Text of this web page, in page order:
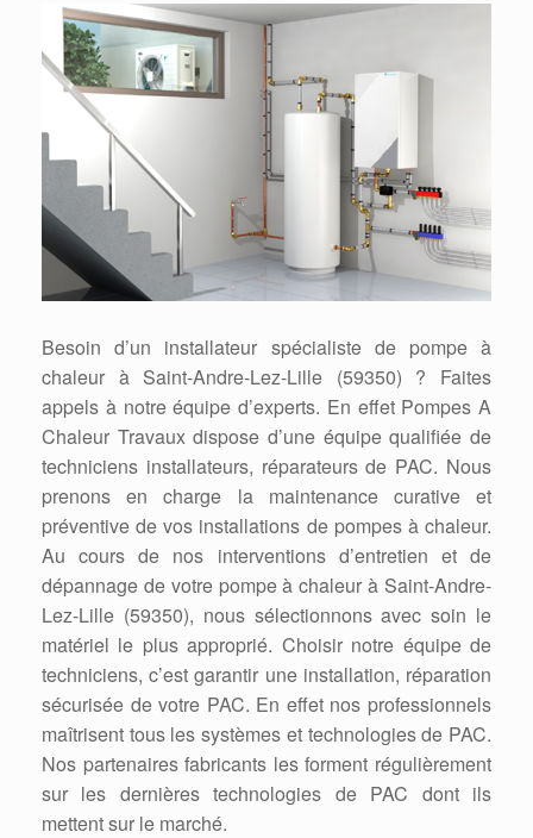
Besoin d’un installateur spécialiste de pompe à
chaleur à Saint-Andre-Lez-Lille (59350) ? Faites
appels à notre équipe d’experts. En effet Pompes A
Chaleur Travaux dispose d’une équipe qualifiée de
techniciens installateurs, réparateurs de PAC. Nous
prenons en charge la maintenance curative et
préventive de vos installations de pompes à chaleur.
Au cours de nos interventions d’entretien et de
dépannage de votre pompe à chaleur à Saint-Andre-
Lez-Lille (59350), nous sélectionnons avec soin le
matériel le plus approprié. Choisir notre équipe de
techniciens, c’est garantir une installation, réparation
sécurisée de votre PAC. En effet nos professionnels
maîtrisent tous les systèmes et technologies de PAC.
Nos partenaires fabricants les forment régulièrement
sur les dernières technologies de PAC dont ils
mettent sur le marché.